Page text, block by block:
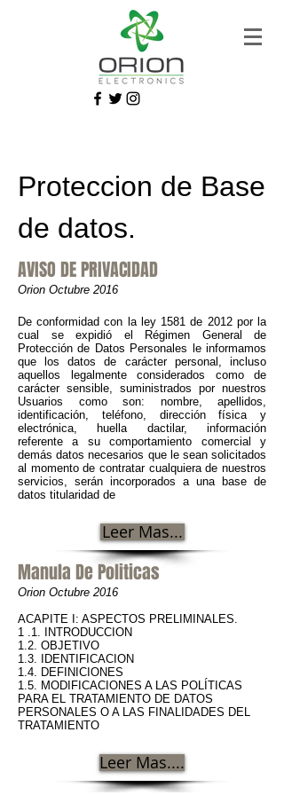
Proteccion de Base
de datos.
AVISO DE PRIVACIDAD
Orion Octubre 2016
De conformidad con la ley 1581 de 2012 por la
cual se expidió el Régimen General de
Protección de Datos Personales le informamos
que los datos de carácter personal, incluso
aquellos legalmente considerados como de
carácter sensible, suministrados por nuestros
Usuarios como son: nombre, apellidos,
identificación, teléfono, dirección física y
electrónica, huella dactilar, información
referente a su comportamiento comercial y
demás datos necesarios que le sean solicitados
al momento de contratar cualquiera de nuestros
servicios, serán incorporados a una base de
datos titularidad de
Leer Mas...
Manula De Politicas
Orion Octubre 2016
ACAPITE I: ASPECTOS PRELIMINALES.
1 .1. INTRODUCCION
1.2. OBJETIVO
1.3. IDENTIFICACION
1.4. DEFINICIONES
1.5. MODIFICACIONES A LAS POLÍTICAS
PARA EL TRATAMIENTO DE DATOS
PERSONALES O A LAS FINALIDADES DEL
TRATAMIENTO
Leer Mas....